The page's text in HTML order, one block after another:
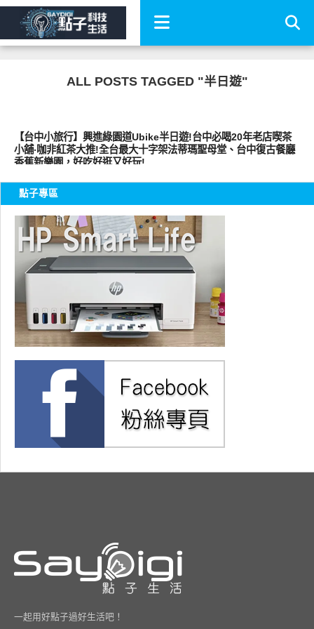
ALL POSTS TAGGED "半日遊"
【台中小旅行】興進綠園道Ubike半日遊!台中必喝20年老店喫茶
小舖‧咖非紅茶大推!全台最大十字架法蒂瑪聖母堂、台中復古餐廳
香蕉新樂園，好吃好逛又好玩!
點子專區
一起用好點子過好生活吧！